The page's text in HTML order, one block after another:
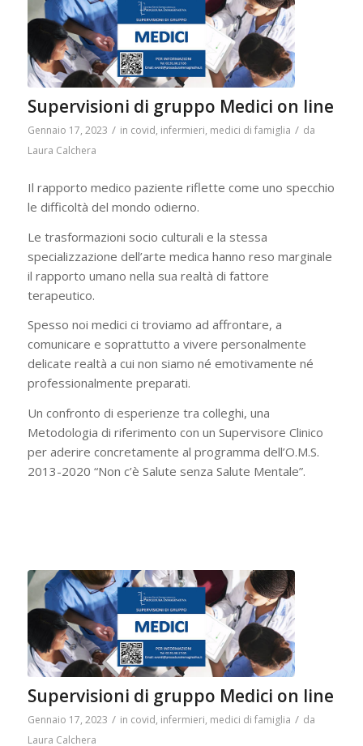
Supervisioni di gruppo Medici on line
Gennaio 17, 2023 / in covid, infermieri, medici di famiglia / da
Laura Calchera
Il rapporto medico paziente riflette come uno specchio
le difficoltà del mondo odierno.
Le trasformazioni socio culturali e la stessa
specializzazione dell’arte medica hanno reso marginale
il rapporto umano nella sua realtà di fattore
terapeutico.
Spesso noi medici ci troviamo ad affrontare, a
comunicare e soprattutto a vivere personalmente
delicate realtà a cui non siamo né emotivamente né
professionalmente preparati.
Un confronto di esperienze tra colleghi, una
Metodologia di riferimento con un Supervisore Clinico
per aderire concretamente al programma dell’O.M.S.
2013-2020 “Non c’è Salute senza Salute Mentale”.
Supervisioni di gruppo Medici on line
Gennaio 17, 2023 / in covid, infermieri, medici di famiglia / da
Laura Calchera